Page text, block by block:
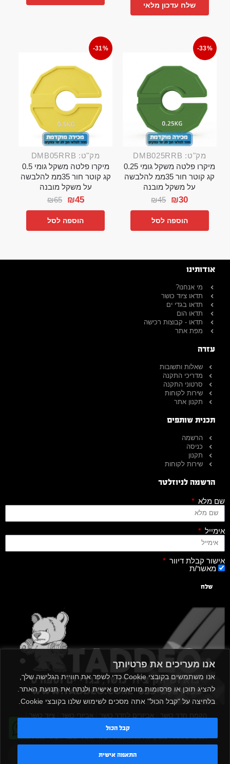
אנו מעריכים את פרטיותך
אנו משתמשים בקובצי Cookie כדי לשפר את חוויית הגלישה שלך,
להציג תוכן או פרסומות מותאמים אישית ולנתח את תנועת האתר.
בלחיצה על "קבל הכול" אתה מסכים לשימוש שלנו בקובצי Cookie.
התאמה אישית
קבל הכול
שלח עדכון מלאי
-33%
מק"ט: DMB025RRB
מיקרו פלטה משקל גומי 0.25
קג קוטר חור 35ממ להלבשה
על משקל מובנה
₪45 ₪30
הוספה לסל
-31%
מק"ט: DMB05RRB
מיקרו פלטה משקל גומי 0.5
קג קוטר חור 35ממ להלבשה
על משקל מובנה
₪65 ₪45
הוספה לסל
אודותינו
מי אנחנו?
תדאו ציוד כושר
תדאו בגדי ים
תדאו הום
תדאו - קבוצות רכישה
מפת אתר
עזרה
שאלות ותשובות
מדריכי התקנה
סרטוני התקנה
שירות לקוחות
תקנון אתר
תכנית שותפים
הרשמה
כניסה
תקנון
שירות לקוחות
הרשמה לניוזלטר
שם מלא
אימייל
אישור קבלת דיוור
מאשר/ת
שלח
הקמת חדר כושר אביזרים לחדר כושר אביזרי כושר ציוד כושר
חדר כושר פרטי |משקולות יד
אוניברסליות|משקולות מתכווננות|ציוד לחדר כושר|ציוד לחדר
|
|
|
|
|
ספת משקולות|כלוב אימון